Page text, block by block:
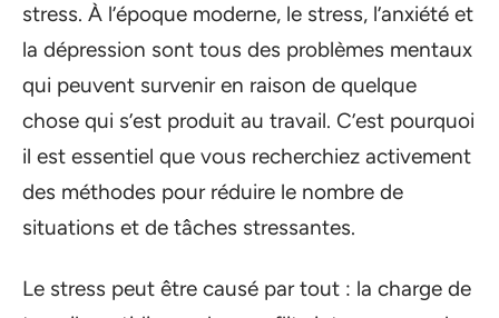
stress. À l’époque moderne, le stress, l’anxiété et
la dépression sont tous des problèmes mentaux
qui peuvent survenir en raison de quelque
chose qui s’est produit au travail. C’est pourquoi
il est essentiel que vous recherchiez activement
des méthodes pour réduire le nombre de
situations et de tâches stressantes.
Le stress peut être causé par tout : la charge de